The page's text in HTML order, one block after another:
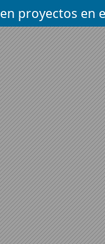
proyectos en